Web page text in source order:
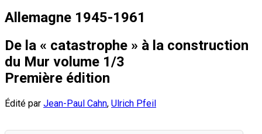
Allemagne 1945-1961
De la « catastrophe » à la construction
du Mur volume 1/3
Première édition
Édité par Jean-Paul Cahn, Ulrich Pfeil